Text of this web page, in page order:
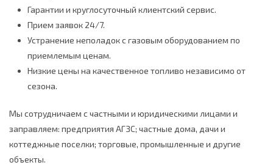
Гарантии и круглосуточный клиентский сервис.
Прием заявок 24/7.
Устранение неполадок с газовым оборудованием по
приемлемым ценам.
Низкие цены на качественное топливо независимо от
сезона.
Мы сотрудничаем с частными и юридическими лицами и
заправляем: предприятия АГЗС; частные дома, дачи и
коттеджные поселки; торговые, промышленные и другие
объекты.